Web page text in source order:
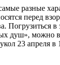
разные
перед
Погрузиться в
душ», можно
23 апреля